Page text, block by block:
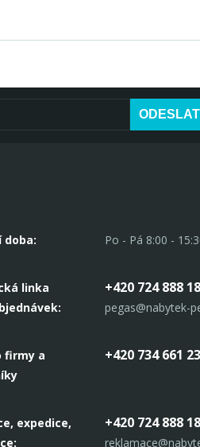
ODESLAT
doba: Po - Pá 8:00 -
linka
+420 724 888
pegas@nabytek-
firmy a
+420 734 661
expedice,
+420 724 888